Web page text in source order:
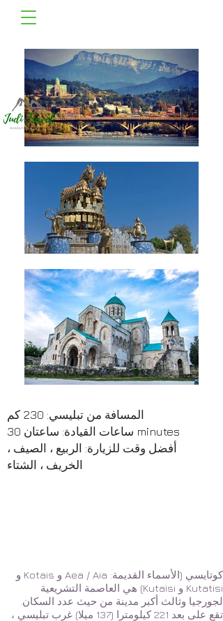
المسافة من تبليسي: 230 كم
ساعات القيادة: ساعتان 30 minutes
أفضل وقت للزيارة: الربيع ، الصيف ،
الخريف ، الشتاء
كوتايسي (الأسماء القديمة: Aea / Aia و Kotais و
Kutatisi و Kutaïsi) هي العاصمة التشريعية
لجورجيا وثالث أكبر مدينة من حيث عدد السكان.
تقع على بعد 221 كيلومترا (137 ميلا) غرب تبليسي ،